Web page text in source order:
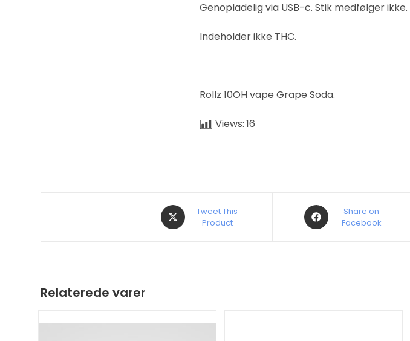
Genopladelig via USB-c. Stik medfølger ikke.
Indeholder ikke THC.
Rollz 10OH vape Grape Soda.
Views:16
Tweet This
Product
Share on
Facebook
Relaterede varer